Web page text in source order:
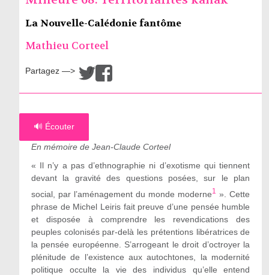
La Nouvelle-Calédonie fantôme
Mathieu Corteel
Partagez —> /
🔊 Écouter
En mémoire de Jean-Claude Corteel
« Il n’y a pas d’ethnographie ni d’exotisme qui tiennent
devant la gravité des questions posées, sur le plan
social, par l’aménagement du monde moderne1
». Cette
phrase de Michel Leiris fait preuve d’une pensée humble
et disposée à comprendre les revendications des
peuples colonisés par-delà les prétentions libératrices de
la pensée européenne. S’arrogeant le droit d’octroyer la
plénitude de l’existence aux autochtones, la modernité
politique occulte la vie des individus qu’elle entend